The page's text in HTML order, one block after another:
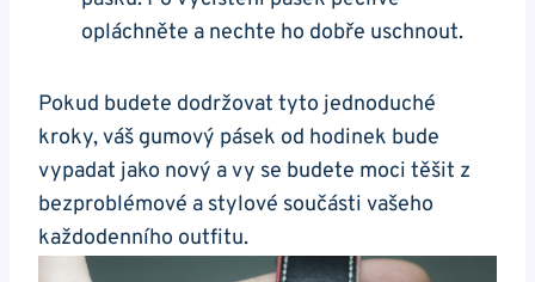
opláchněte⁢ a‍ nechte ho dobře uschnout.
Pokud budete dodržovat tyto jednoduché
kroky, váš gumový pásek od hodinek bude
vypadat jako nový a vy se budete⁣ moci těšit z
‌bezproblémové a stylové součásti vašeho
každodenního outfitu.